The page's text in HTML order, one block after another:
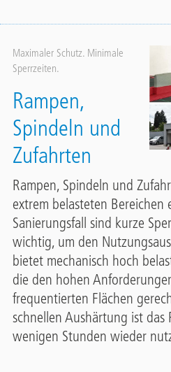
Maximaler Schutz. Minimale
Sperrzeiten.
Rampen,
Spindeln und
Zufahrten
Rampen, Spindeln und
extrem belasteten Bereichen
Sanierungsfall sind kurze
wichtig, um den
bietet mechanisch hoch
die den hohen
frequentierten Flächen
schnellen Aushärtung ist das
wenigen Stunden wieder